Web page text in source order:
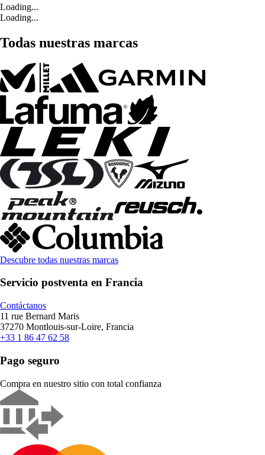
Loading...
Loading...
Todas nuestras marcas
Descubre todas nuestras marcas
Servicio postventa en Francia
Contáctanos
11 rue Bernard Maris
37270 Montlouis-sur-Loire, Francia
+33 1 86 47 62 58
Pago seguro
Compra en nuestro sitio con total confianza